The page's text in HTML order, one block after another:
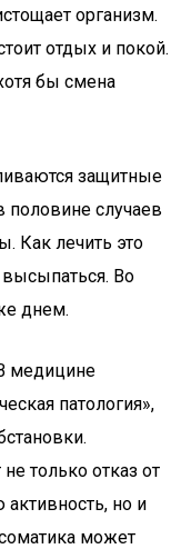
организм.
отдых и покой.
бы смена
защитные
половине случаев
Как лечить это
Во
днем.
медицине
патология»,
только отказ от
но и
может